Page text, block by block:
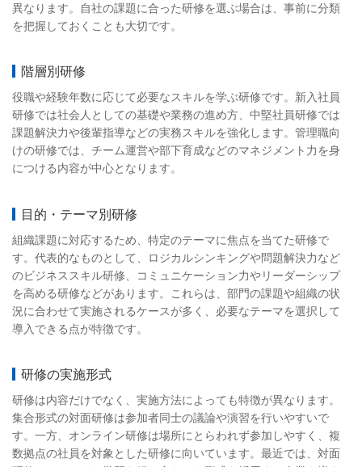
異なります。自社の課題に合った研修を選ぶ場合は、事前に分類
を把握しておくことも大切です。
階層別研修
役職や経験年数に応じて必要なスキルを学ぶ研修です。新入社員
研修では社会人としての基礎や業務の進め方、中堅社員研修では
課題解決力や後輩指導などの実務スキルを強化します。管理職向
けの研修では、チーム運営や部下育成などのマネジメント力を身
につける内容が中心となります。
目的・テーマ別研修
組織課題に対応するため、特定のテーマに焦点を当てた研修で
す。代表的なものとして、ロジカルシンキングや問題解決力など
のビジネススキル研修、コミュニケーション力やリーダーシップ
を高める研修などがあります。これらは、部門の課題や組織の状
況に合わせて実施されるケースが多く、必要なテーマを選択して
導入できる点が特徴です。
研修の実施形式
研修は内容だけでなく、実施方法によっても特徴が異なります。
集合形式の対面研修は参加者同士の議論や演習を行いやすいで
す。一方、オンライン研修は場所にとらわれず参加しやすく、複
数拠点の社員を対象とした研修に向いています。最近では、対面